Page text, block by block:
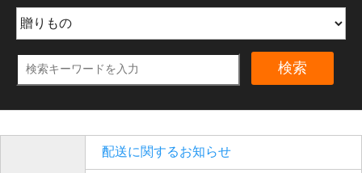
検索
配送に関するお知らせ